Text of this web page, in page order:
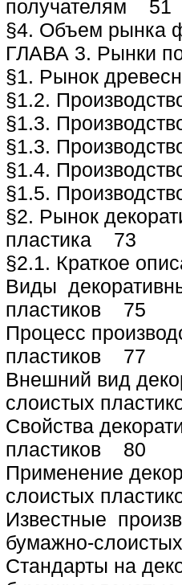
получателям 51
§4. Объем рынка
ГЛАВА 3. Рынки
§1. Рынок
§1.2.
§1.3.
§1.3.
§1.4.
§1.5.
§2. Рынок
пластика 73
§2.1. Краткое
Виды
пластиков 75
Процесс
пластиков 77
Внешний вид
слоистых
Свойства
пластиков 80
Применение
слоистых
Известные
бумажно-
Стандарты на